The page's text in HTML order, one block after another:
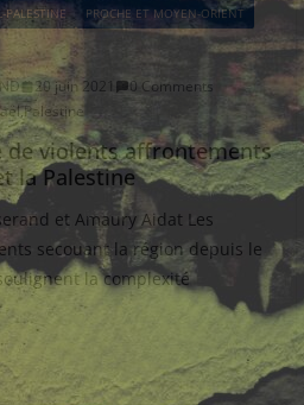
PALESTINE
PROCHE ET MOYEN-ORIENT
20 juin 2021
0 Comments
,Palestine
de violents affrontements
la Palestine
et Amaury Aidat Les
secouant la région depuis le
la complexité